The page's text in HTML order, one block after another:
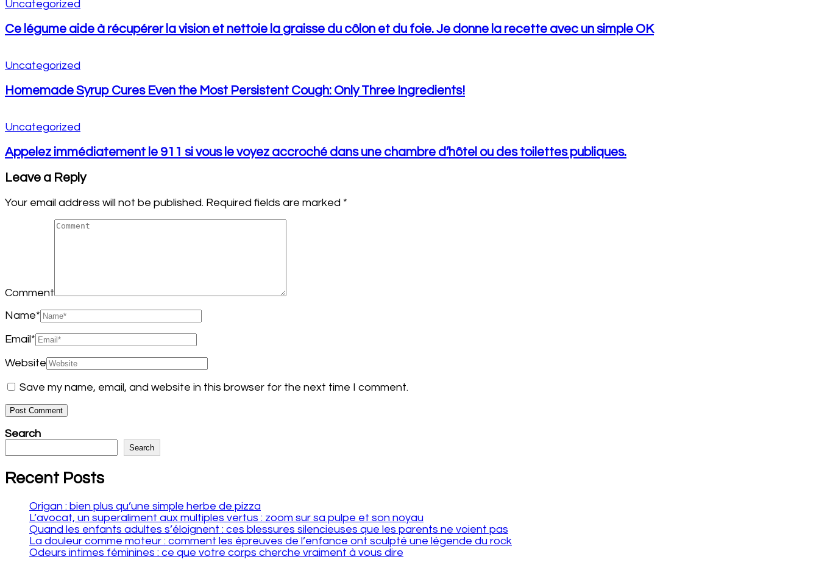
Uncategorized
Ce légume aide à récupérer la vision et nettoie la graisse du côlon et du foie. Je donne la recette avec un simple OK
Uncategorized
Homemade Syrup Cures Even the Most Persistent Cough: Only Three Ingredients!
Uncategorized
Appelez immédiatement le 911 si vous le voyez accroché dans une chambre d’hôtel ou des toilettes publiques.
Leave a Reply
Your email address will not be published. Required fields are marked *
Comment
Name*
Email *
Website
Save my name, email, and website in this browser for the next time I comment.
Search
Search
Recent Posts
Origan : bien plus qu’une simple herbe de pizza
L’avocat, un superaliment aux multiples vertus : zoom sur sa pulpe et son noyau
Quand les enfants adultes s’éloignent : ces blessures silencieuses que les parents ne voient pas
La douleur comme moteur : comment les épreuves de l’enfance ont sculpté une légende du rock
Odeurs intimes féminines : ce que votre corps cherche vraiment à vous dire